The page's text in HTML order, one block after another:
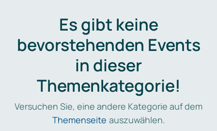
Es gibt keine
bevorstehenden Events
in dieser
Themenkategorie!
Versuchen Sie, eine andere Kategorie auf dem
Themenseite auszuwählen.